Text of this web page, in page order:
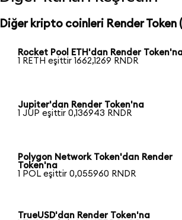
Diğer kripto coinleri Render Token
Rocket Pool ETH'dan Render
1 RETH eşittir 1662,1269 RNDR
Jupiter'dan Render Token'na
1 JUP eşittir 0,136943 RNDR
Polygon Network Token'dan Render
Token'na
1 POL eşittir 0,055960 RNDR
TrueUSD'dan Render Token'na